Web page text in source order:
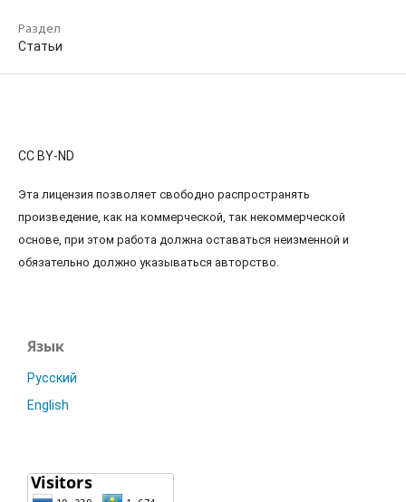
Раздел
Статьи
CC BY-ND
Эта лицензия позволяет свободно распространять
произведение, как на коммерческой, так некоммерческой
основе, при этом работа должна оставаться неизменной и
обязательно должно указываться авторство.
Язык
Русский
English